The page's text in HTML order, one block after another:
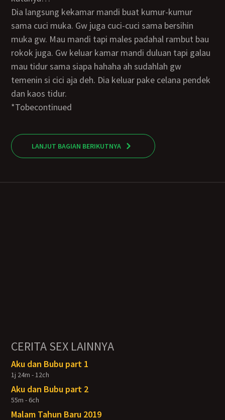
Dia langsung kekamar mandi buat kumur-kumur
sama cuci muka. Gw juga cuci-cuci sama bersihin
muka gw. Mau mandi tapi males padahal rambut bau
rokok juga. Gw keluar kamar mandi duluan tapi galau
mau tidur sama siapa hahaha ah sudahlah gw
temenin si cici aja deh. Dia keluar pake celana pendek
dan kaos tidur.
*tobecontinued
LANJUT BAGIAN BERIKUTNYA
CERITA SEX LAINNYA
Aku dan Bubu part 1
1j 24m - 12ch
Aku dan Bubu part 2
55m - 6ch
Malam Tahun Baru 2019